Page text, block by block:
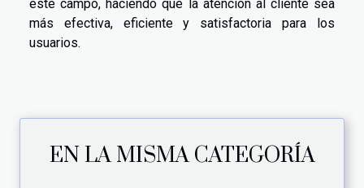
este campo, haciendo que la atención al cliente sea
más efectiva, eficiente y satisfactoria para los
usuarios.
EN LA MISMA CATEGORÍA